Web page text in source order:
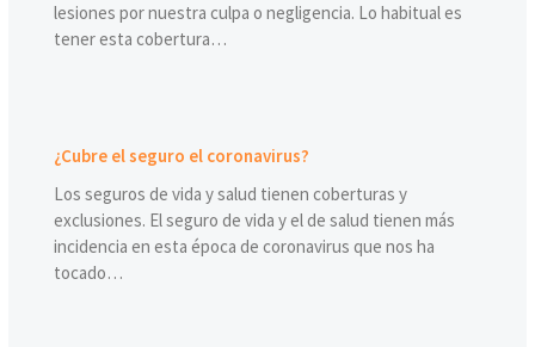
lesiones por nuestra culpa o negligencia. Lo habitual es
tener esta cobertura…
¿Cubre el seguro el coronavirus?
Los seguros de vida y salud tienen coberturas y
exclusiones. El seguro de vida y el de salud tienen más
incidencia en esta época de coronavirus que nos ha
tocado…